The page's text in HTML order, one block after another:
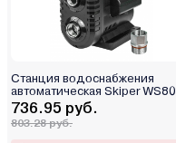
Станция водоснабжения
автоматическая Skiper WS80
736.95 руб.
803.28 руб.